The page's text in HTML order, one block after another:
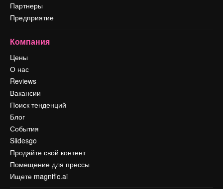
Партнеры
Предприятие
Компания
Цены
О нас
Reviews
Вакансии
Поиск тенденций
Блог
События
Slidesgo
Продайте свой контент
Помещение для прессы
Ищете magnific.ai